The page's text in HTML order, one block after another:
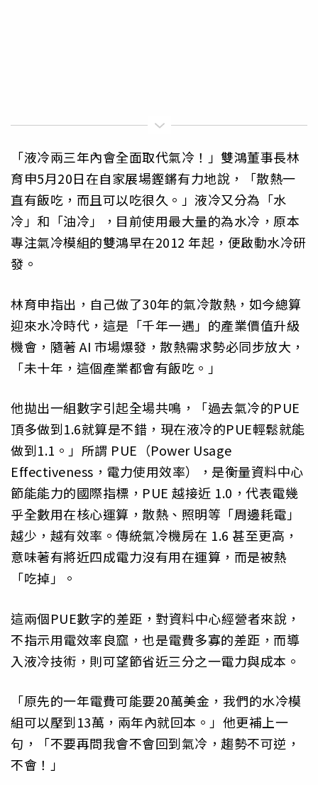
「液冷兩三年內會全面取代氣冷！」雙鴻董事長林
育申5月20日在自家展場鏗鏘有力地說，「散熱一
直有飯吃，而且可以吃很久。」液冷又分為「水
冷」和「油冷」，目前使用最大量的為水冷，原本
專注氣冷模組的雙鴻早在2012 年起，便啟動水冷研
發。
林育申指出，自己做了30年的氣冷散熱，如今總算
迎來水冷時代，這是「千年一遇」的產業價值升級
機會，隨著 AI 市場爆發，散熱需求勢必同步放大，
「未十年，這個產業都會有飯吃。」
他拋出一組數字引起全場共鳴，「過去氣冷的PUE
頂多做到1.6就算是不錯，現在液冷的PUE輕鬆就能
做到1.1。」所謂 PUE（Power Usage
Effectiveness，電力使用效率），是衡量資料中心
節能能力的國際指標，PUE 越接近 1.0，代表電幾
乎全數用在核心運算，散熱、照明等「周邊耗電」
越少，越有效率。傳統氣冷機房在 1.6 甚至更高，
意味著有將近四成電力沒有用在運算，而是被熱
「吃掉」。
這兩個PUE數字的差距，對資料中心經營者來說，
不指示用電效率良窳，也是電費多寡的差距，而導
入液冷技術，則可望節省近三分之一電力與成本。
「原先的一年電費可能要20萬美金，我們的水冷模
組可以壓到13萬，兩年內就回本。」他更補上一
句，「不要再問我會不會回到氣冷，趨勢不可逆，
不會！」